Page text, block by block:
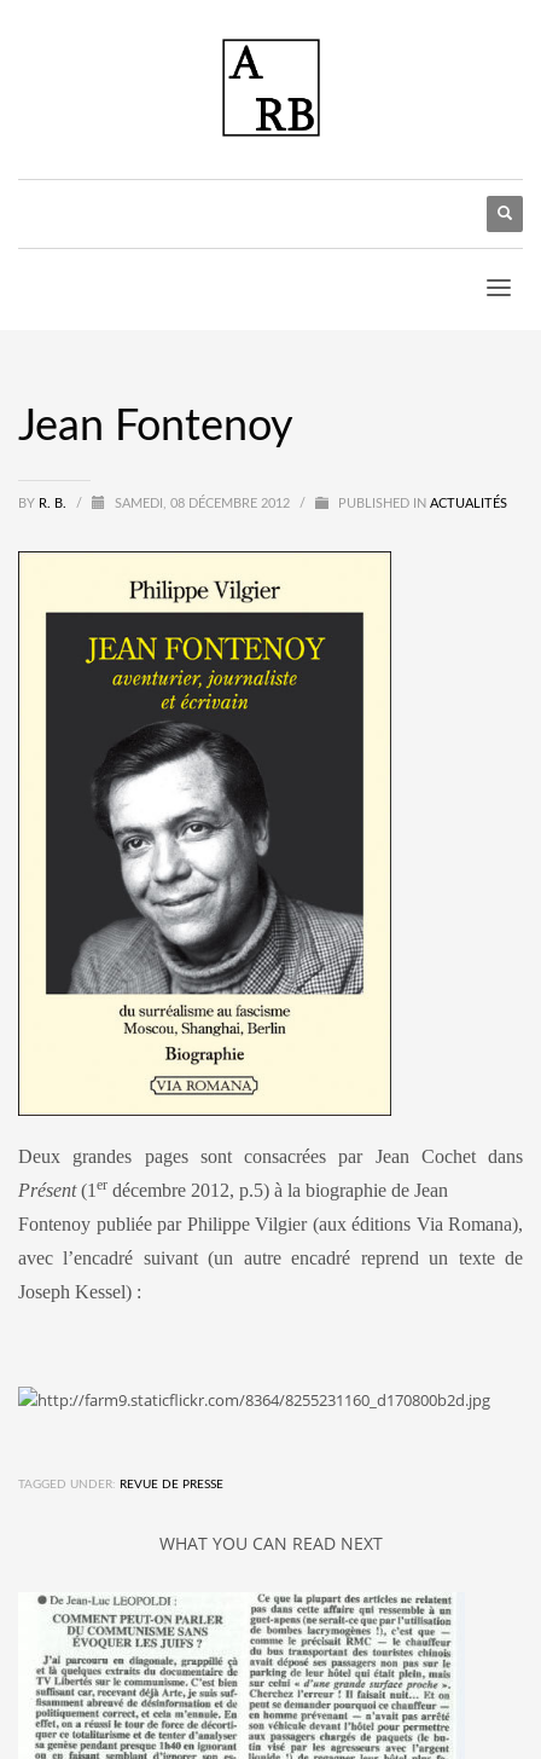
Jean Fontenoy
BY R. B. / SAMEDI, 08 DÉCEMBRE 2012 / PUBLISHED IN ACTUALITÉS
Deux grandes pages sont consacrées par Jean Cochet dans
Présent(1 er décembre 2012, p.5) à la biographie de Jean
Fontenoy publiée par Philippe Vilgier (aux éditions Via Romana),
avec l’encadré suivant (un autre encadré reprend un texte de
Joseph Kessel) :
TAGGED UNDER: REVUE DE PRESSE
WHAT YOU CAN READ NEXT